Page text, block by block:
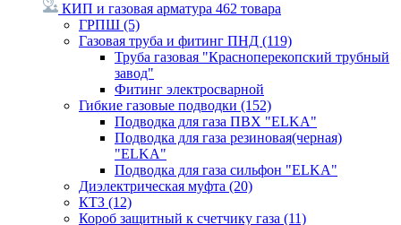
КИП и газовая арматура 462 товара
ГРПШ (5)
Газовая труба и фитинг ПНД (119)
Труба газовая "Красноперекопский трубный
завод"
Фитинг электросварной
Гибкие газовые подводки (152)
Подводка для газа ПВХ "ELKA"
Подводка для газа резиновая(черная)
"ELKA"
Подводка для газа сильфон "ELKA"
Диэлектрическая муфта (20)
КТЗ (12)
Короб защитный к счетчику газа (11)